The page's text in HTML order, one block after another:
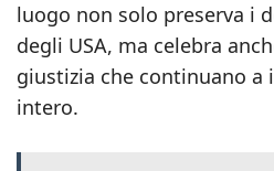
luogo non solo preserva i
degli USA, ma celebra
giustizia che continuano a
intero.